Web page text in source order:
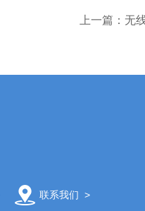
上一篇： 无
联系我们 >